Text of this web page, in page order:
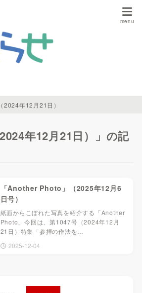
2024年12月21日）
年12月21日）」の記
「Another Photo」（2025年12月6
日号）
紙面からこぼれた写真を紹介する「Another
Photo」今回は、第1047号（2024年12月
21日）特集「参拝の作法を…
2025-12-04